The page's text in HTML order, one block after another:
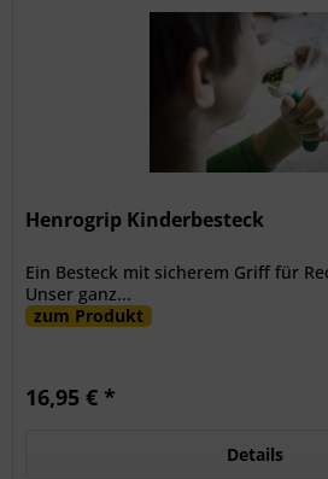
Henrogrip Kinderbesteck
Ein Besteck mit sicherem Griff für
Unser ganz...
zum Produkt
16,95 € *
Details